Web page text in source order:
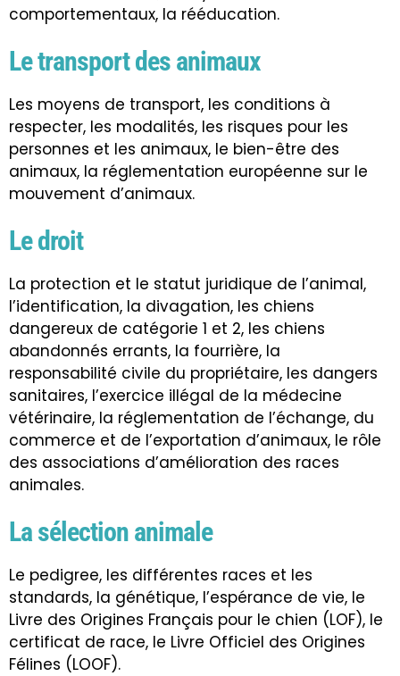
comportementaux, la rééducation.
Le transport des animaux
Les moyens de transport, les conditions à
respecter, les modalités, les risques pour les
personnes et les animaux, le bien-être des
animaux, la réglementation européenne sur le
mouvement d’animaux.
Le droit
La protection et le statut juridique de l’animal,
l’identification, la divagation, les chiens
dangereux de catégorie 1 et 2, les chiens
abandonnés errants, la fourrière, la
responsabilité civile du propriétaire, les dangers
sanitaires, l’exercice illégal de la médecine
vétérinaire, la réglementation de l’échange, du
commerce et de l’exportation d’animaux, le rôle
des associations d’amélioration des races
animales.
La sélection animale
Le pedigree, les différentes races et les
standards, la génétique, l’espérance de vie, le
Livre des Origines Français pour le chien (LOF), le
certificat de race, le Livre Officiel des Origines
Félines (LOOF).